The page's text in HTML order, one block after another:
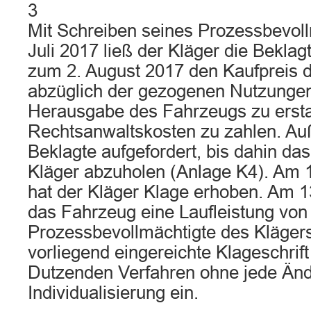
3
Mit Schreiben seines
Juli 2017 ließ der Kläger die
zum 2. August 2017 den Kaufpreis
abzüglich der gezogenen
Herausgabe des Fahrzeugs zu
Rechtsanwaltskosten zu zahlen.
Beklagte aufgefordert, bis dahin
Kläger abzuholen (Anlage K4). Am
hat der Kläger Klage erhoben. Am
das Fahrzeug eine Laufleistung
Prozessbevollmächtigte des
vorliegend eingereichte
Dutzenden Verfahren ohne jede
Individualisierung ein.